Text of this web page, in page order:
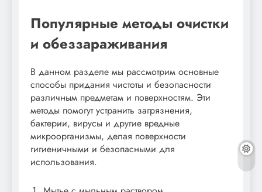
Популярные методы очистки
и обеззараживания
В данном разделе мы рассмотрим основные
способы придания чистоты и безопасности
различным предметам и поверхностям. Эти
методы помогут устранить загрязнения,
бактерии, вирусы и другие вредные
микроорганизмы, делая поверхности
гигиеничными и безопасными для
использования.